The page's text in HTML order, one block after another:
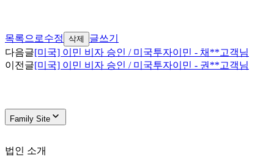
목록으로수정 삭제
글쓰기
다음글[미국] 이민 비자 승인 / 미국투자이민 - 채**고객님
이전글[미국] 이민 비자 승인 / 미국투자이민 - 권**고객님
Family Site
법인 소개